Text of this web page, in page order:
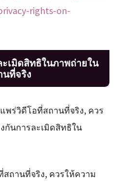
rights-on-
เมิดสิทธิในภาพถ่ายใน
ที่จริง
พร่วิดีโอที่สถานที่จริง, ควร
กันการละเมิดสิทธิใน
ถานที่จริง, ควรให้ความ